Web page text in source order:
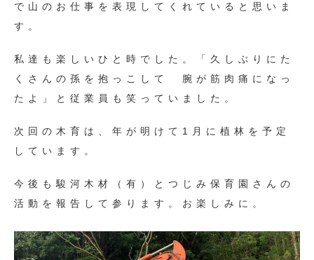
で山のお仕事を表現してくれていると思いま
す。
私達も楽しいひと時でした。「久しぶりにた
くさんの孫を抱っこして 腕が筋肉痛になっ
たよ」と従業員も笑っていました。
次回の木育は、年が明けて1月に植林を予定
しています。
今後も駿河木材（有）とつじみ保育園さんの
活動を報告して参ります。お楽しみに。